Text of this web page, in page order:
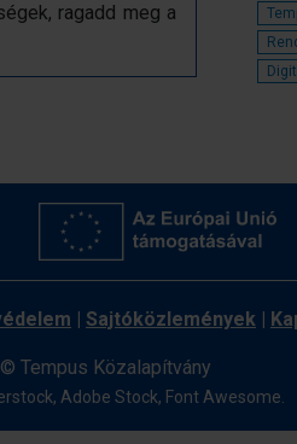
ragadd meg a
| Sajtóközlemények |
Tempus Közalapítvány
Adobe Stock, Font Awesome.